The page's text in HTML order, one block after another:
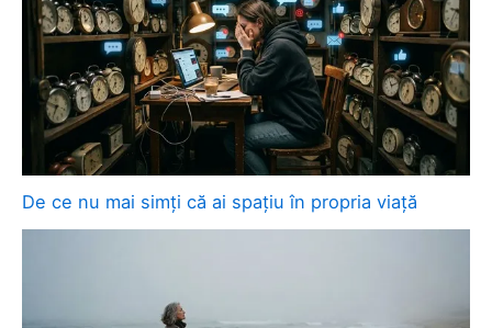
De ce nu mai simți că ai spațiu în propria viață